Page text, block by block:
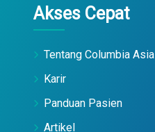
Akses Cepat
Tentang Columbia Asia
Karir
Panduan Pasien
Artikel